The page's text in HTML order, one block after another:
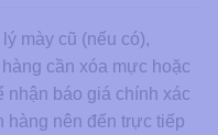
mày cũ (nếu có),
cần xóa mực hoặc
báo giá chính xác
hàng nên đến trực tiếp